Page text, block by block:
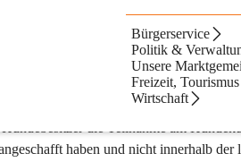
Bürgerservice
Politik &
Unsere
Freizeit,
Wirtschaft
13.00 bis 17.20 Uhr (20 Minuten
haben und nicht innerhalb